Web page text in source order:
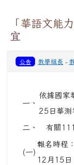
「華語文能
宜
公告 教學組長 -
一、
依據國家
25日華
二、 有關
(一)
報名時程
12月15日